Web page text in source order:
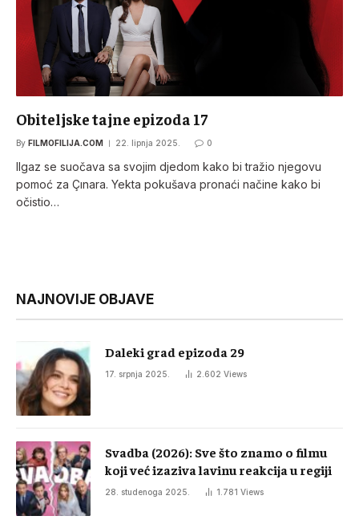
Obiteljske tajne epizoda 17
By FILMOFILIJA.COM 22. lipnja 2025. 0
Ilgaz se suočava sa svojim djedom kako bi tražio njegovu
pomoć za Çınara. Yekta pokušava pronaći načine kako bi
očistio…
NAJNOVIJE OBJAVE
Daleki grad epizoda 29
17. srpnja 2025. 2.602 Views
Svadba (2026): Sve što znamo o filmu
koji već izaziva lavinu reakcija u regiji
28. studenoga 2025. 1.781 Views